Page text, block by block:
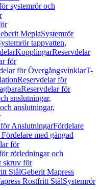
systemrör och
MeplaSystemrör
tappvatten,
KopplingarReservdelar
för
för ÖvergångsvinklarT-
Reservdelar för
Reservdelar för
anslutningar,
anslutningar,
AnslutningarFördelare
med gängad
för
rörledningar och
skruv för
StålGeberit Mapress
Rostfritt StålSystemrör